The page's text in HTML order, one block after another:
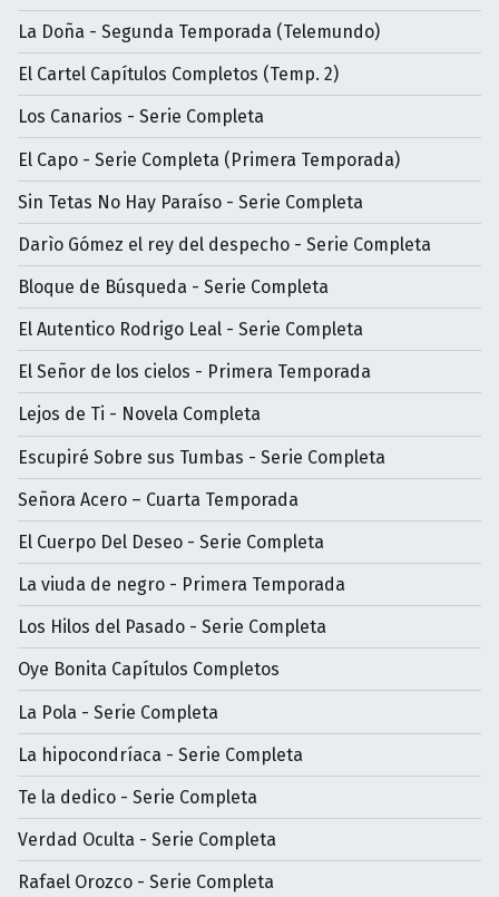
La Doña - Segunda Temporada (Telemundo)
El Cartel Capítulos Completos (Temp. 2)
Los Canarios - Serie Completa
El Capo - Serie Completa (Primera Temporada)
Sin Tetas No Hay Paraíso - Serie Completa
Darìo Gómez el rey del despecho - Serie Completa
Bloque de Búsqueda - Serie Completa
El Autentico Rodrigo Leal - Serie Completa
El Señor de los cielos - Primera Temporada
Lejos de Ti - Novela Completa
Escupiré Sobre sus Tumbas - Serie Completa
Señora Acero – Cuarta Temporada
El Cuerpo Del Deseo - Serie Completa
La viuda de negro - Primera Temporada
Los Hilos del Pasado - Serie Completa
Oye Bonita Capítulos Completos
La Pola - Serie Completa
La hipocondríaca - Serie Completa
Te la dedico - Serie Completa
Verdad Oculta - Serie Completa
Rafael Orozco - Serie Completa